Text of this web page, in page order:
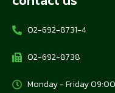
02-692-8731-4
02-692-8738
Monday - Friday